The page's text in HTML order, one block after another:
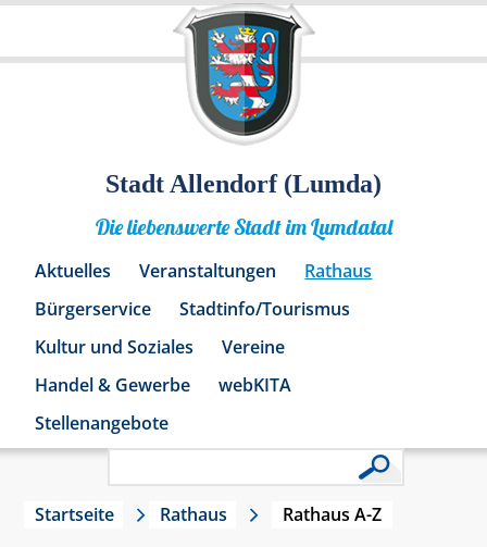
Stadt Allendorf (Lumda)
Die liebenswerte Stadt im Lumdatal
Aktuelles Veranstaltungen
Rathaus
Bürgerservice
Stadtinfo/Tourismus
Kultur und Soziales
Vereine
Handel & Gewerbe
webKITA
Stellenangebote
Startseite Rathaus Rathaus A-Z